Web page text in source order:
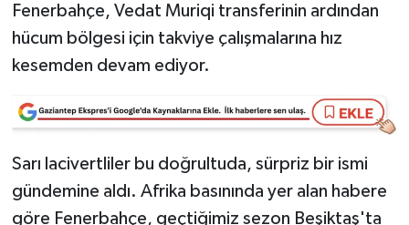
Fenerbahçe, Vedat Muriqi transferinin ardından
hücum bölgesi için takviye çalışmalarına hız
kesemden devam ediyor.
Sarı lacivertliler bu doğrultuda, sürpriz bir ismi
gündemine aldı. Afrika basınında yer alan habere
göre Fenerbahçe, geçtiğimiz sezon Beşiktaş'ta
Spor
Teknoloji
Türkiye
Video Haber